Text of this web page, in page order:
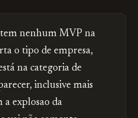
tem nenhum MVP na
o tipo de empresa,
na categoria de
inclusive mais
a explosao da